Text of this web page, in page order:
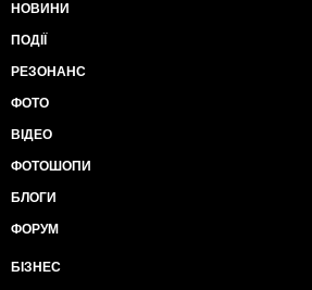
НОВИНИ
ПОДІЇ
РЕЗОНАНС
ФОТО
ВІДЕО
ФОТОШОПИ
БЛОГИ
ФОРУМ
БІЗНЕС